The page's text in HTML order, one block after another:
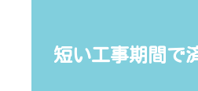
短い工事期間で